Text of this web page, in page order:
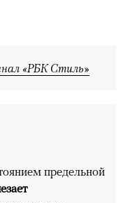
«РБК Стиль»
предельной